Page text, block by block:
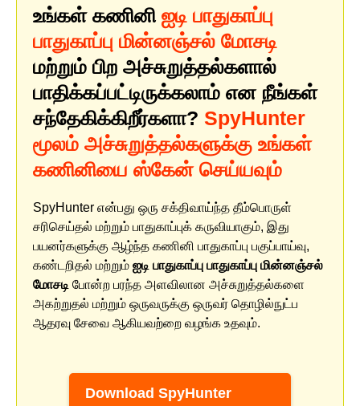
உங்கள் கணினி ஐடி பாதுகாப்பு
பாதுகாப்பு மின்னஞ்சல் மோசடி
மற்றும் பிற அச்சுறுத்தல்களால்
பாதிக்கப்பட்டிருக்கலாம் என நீங்கள்
சந்தேகிக்கிறீர்களா? SpyHunter
மூலம் அச்சுறுத்தல்களுக்கு உங்கள்
கணினியை ஸ்கேன் செய்யவும்
SpyHunter என்பது ஒரு சக்திவாய்ந்த தீம்பொருள்
சரிசெய்தல் மற்றும் பாதுகாப்புக் கருவியாகும், இது
பயனர்களுக்கு ஆழ்ந்த கணினி பாதுகாப்பு பகுப்பாய்வு,
கண்டறிதல் மற்றும் ஐடி பாதுகாப்பு பாதுகாப்பு மின்னஞ்சல்
மோசடி போன்ற பரந்த அளவிலான அச்சுறுத்தல்களை
அகற்றுதல் மற்றும் ஒருவருக்கு ஒருவர் தொழில்நுட்ப
ஆதரவு சேவை ஆகியவற்றை வழங்க உதவும்.
Download SpyHunter